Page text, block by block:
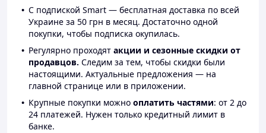
С подпиской Smart — бесплатная доставка по всей
Украине за 50 грн в месяц. Достаточно одной
покупки, чтобы подписка окупилась.
Регулярно проходят акции и сезонные скидки от
продавцов. Следим за тем, чтобы скидки были
настоящими. Актуальные предложения — на
главной странице или в приложении.
Крупные покупки можно оплатить частями: от 2 до
24 платежей. Нужен только кредитный лимит в
банке.